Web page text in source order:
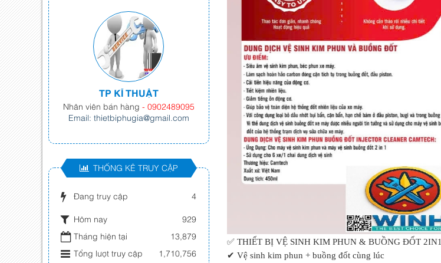
✅ THIẾT BỊ VỆ SINH KIM PHUN & BUỒNG ĐỐT 2IN1
✔ Vệ sinh kim phun + buồng đốt cùng lúc
TP KĨ THUẬT
Nhân viên bán hàng - 0902489095
Email: thietbiphugia@gmail.com
THỐNG KÊ TRUY CẬP
Đang truy cập 4
Hôm nay
929
Tháng hiện tại
13,879
Tổng lượt truy cập
1,710,756